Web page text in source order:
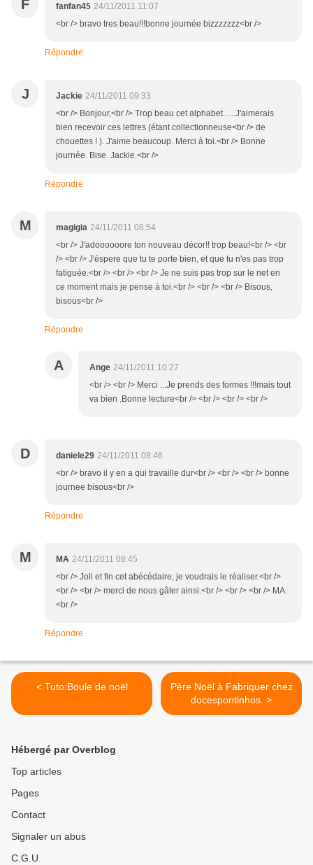
F fanfan45 24/11/2011 11:07
<br /> bravo tres beau!!!bonne journée bizzzzzzz<br />
Répondre
J Jackie 24/11/2011 09:33
<br /> Bonjour,<br /> Trop beau cet alphabet......J'aimerais
bien recevoir ces lettres (étant collectionneuse<br /> de
chouettes ! ). J'aime beaucoup. Merci à toi.<br /> Bonne
journée. Bise. Jackie.<br />
Répondre
M magigia 24/11/2011 08:54
<br /> J'adoooooore ton nouveau décor!! trop beau!<br /> <br
/> <br /> J'éspere que tu te porte bien, et que tu n'es pas trop
fatiguée.<br /> <br /> <br /> Je ne suis pas trop sur le net en
ce moment mais je pense à toi.<br /> <br /> <br /> Bisous,
bisous<br />
Répondre
A Ange 24/11/2011 10:27
<br /> <br /> Merci ...Je prends des formes !!!mais tout
va bien .Bonne lecture<br /> <br /> <br /> <br />
D daniele29 24/11/2011 08:46
<br /> bravo il y en a qui travaille dur<br /> <br /> <br /> bonne
journee bisous<br />
Répondre
M MA 24/11/2011 08:45
<br /> Joli et fin cet abécédaire; je voudrais le réaliser.<br />
<br /> <br /> merci de nous gâter ainsi.<br /> <br /> <br /> MA.
<br />
Répondre
< Tuto:Boule de noël
Père Noël à Fabriquer chez
docespontinhos. >
Hébergé par Overblog
Top articles
Pages
Contact
Signaler un abus
C.G.U.